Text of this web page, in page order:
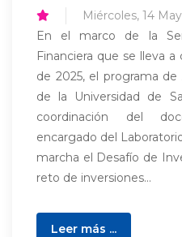
Miércoles, 14
En el marco de la
Financiera que se lleva a
de 2025, el programa de
de la Universidad de
coordinación del
encargado del
marcha el Desafío de
reto de inversiones...
Leer más ...